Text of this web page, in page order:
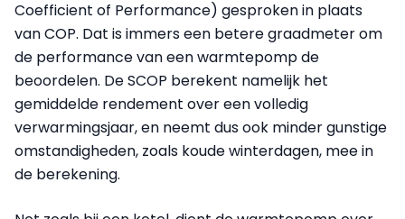
Coefficient of Performance) gesproken in plaats
van COP. Dat is immers een betere graadmeter om
de performance van een warmtepomp de
beoordelen. De SCOP berekent namelijk het
gemiddelde rendement over een volledig
verwarmingsjaar, en neemt dus ook minder gunstige
omstandigheden, zoals koude winterdagen, mee in
de berekening.